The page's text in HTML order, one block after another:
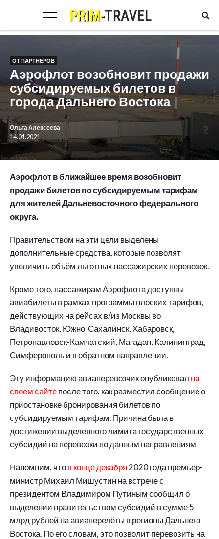
ОТ ПАРТНЕРОВ
Аэрофлот возобновит продажи
субсидируемых билетов в
города Дальнего Востока
Ольга Алексеева
14.01.2021
Аэрофлот в ближайшее время возобновит
продажи билетов по субсидируемым тарифам
для жителей Дальневосточного федерального
округа.
Правительством на эти цели выделены
дополнительные средства, которые позволят
увеличить объём льготных пассажирских перевозок.
Кроме того, пассажирам Аэрофлота доступны
авиабилеты в рамках программы плоских тарифов,
действующих на рейсах в/из Москвы во
Владивосток, Южно-Сахалинск, Хабаровск,
Петропавловск-Камчатский, Магадан, Калининград,
Симферополь и в обратном направлении.
Эту информацию авиаперевозчик опубликовал на
своем сайтепосле того, как разместил сообщение о
приостановке бронирования билетов по
субсидируемым тарифам. Причина была в
достижении выделенного лимита государственных
субсидий на перевозки по данным направлениям.
Напомним, чтов конце декабря 2020 года премьер-
министр Михаил Мишустин на встрече с
президентом Владимиром Путиным сообщил о
выделении правительством субсидий в сумме 5
млрд рублей на авиаперелёты в регионы Дальнего
Востока. По его словам, это позволит перевозить на